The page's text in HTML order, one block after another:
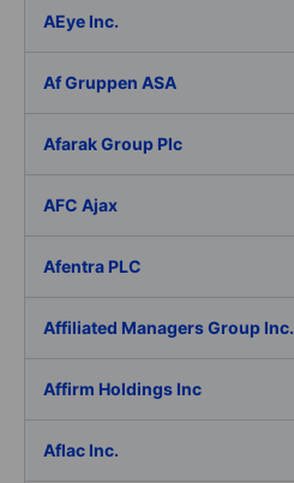
AEye Inc.
Af Gruppen ASA
Afarak Group Plc
AFC Ajax
Afentra PLC
Affiliated Managers Group Inc.
Affirm Holdings Inc
Aflac Inc.